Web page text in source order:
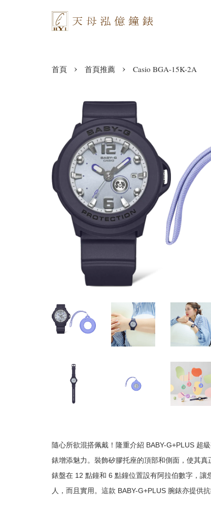
首頁 › 首頁推薦 › Casio BGA-15K-2A
隨心所欲混搭佩戴！隆重介紹 BABY-G+PLUS 超
錶增添魅力。裝飾矽膠托座的頂部和側面，使其
錶盤在 12 點鐘和 6 點鐘位置設有阿拉伯數字，
人，而且實用。這款 BABY-G+PLUS 腕錶亦提供